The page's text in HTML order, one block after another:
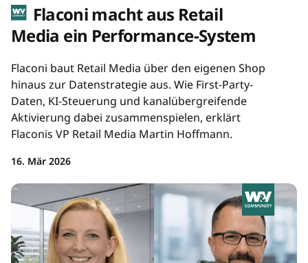
Flaconi macht aus Retail
Media ein Performance-System
Flaconi baut Retail Media über den eigenen Shop
hinaus zur Datenstrategie aus. Wie First-Party-
Daten, KI-Steuerung und kanalübergreifende
Aktivierung dabei zusammenspielen, erklärt
Flaconis VP Retail Media Martin Hoffmann.
16. Mär 2026